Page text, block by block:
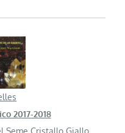
2017-2018
Seme Cristallo Giallo